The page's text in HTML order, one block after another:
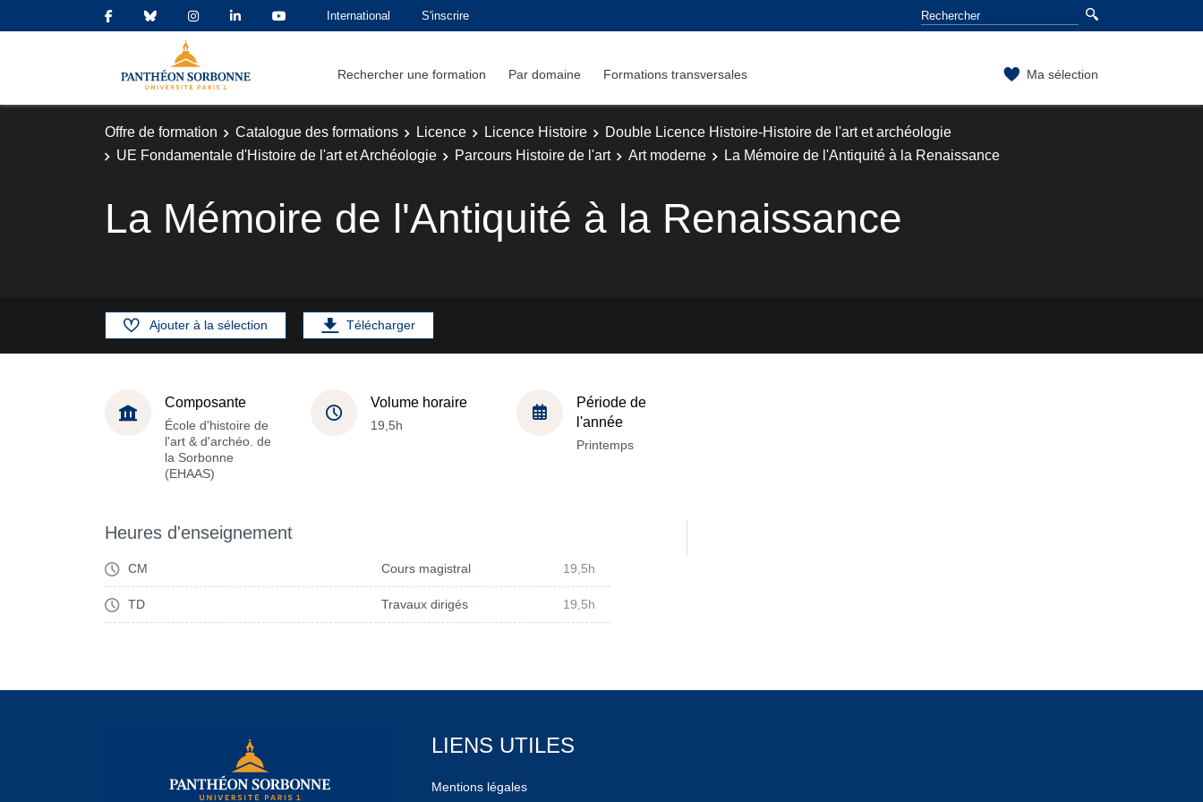
International S'inscrire
Rechercher une formation Par domaine Formations transversales Ma sélection
Offre de formation Catalogue des formations Licence Licence Histoire
Double Licence Histoire-Histoire de l'art et archéologie
UE Fondamentale d'Histoire de l'art et Archéologie
Parcours Histoire de l'art Art moderne La Mémoire de l'Antiquité à la Renaissance
La Mémoire de l'Antiquité à la Renaissance
Ajouter à la sélection Télécharger
Composante
École d'histoire de
l'art & d'archéo. de
la Sorbonne
(EHAAS)
Volume horaire
19,5h
Période de
l'année
Printemps
Heures d'enseignement
CM Cours magistral 19,5h
TD Travaux dirigés 19,5h
LIENS UTILES
Mentions légales